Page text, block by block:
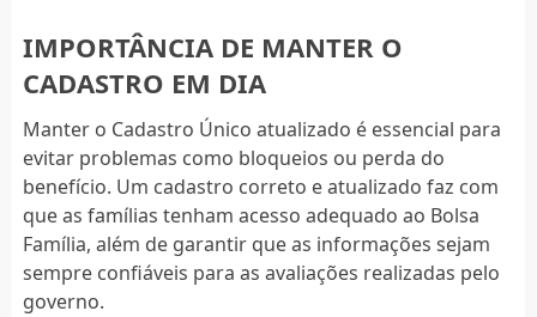
IMPORTÂNCIA DE MANTER O
CADASTRO EM DIA
Manter o Cadastro Único atualizado é essencial para
evitar problemas como bloqueios ou perda do
benefício. Um cadastro correto e atualizado faz com
que as famílias tenham acesso adequado ao Bolsa
Família, além de garantir que as informações sejam
sempre confiáveis para as avaliações realizadas pelo
governo.